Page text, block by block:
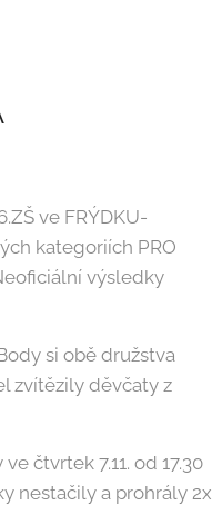
ve FRÝDKU-
kategoriích PRO
výsledky
si obě družstva
zvítězily děvčaty z
čtvrtek 7.11. od 17.30
nestačily a prohrály 2x